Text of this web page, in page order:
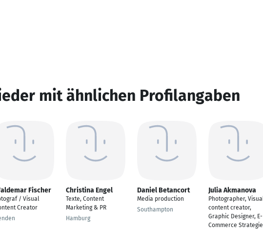
mit ähnlichen Profilangaben
Fischer
/ Visual
Creator
Christina Engel
Texte, Content
Marketing & PR
Hamburg
Daniel Betancort
Media production
Southampton
Julia Akmanova
Photographer,
content creator,
Graphic Designer, E-
Commerce Strategie